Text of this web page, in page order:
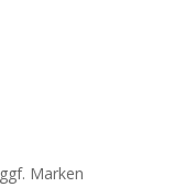
Marken